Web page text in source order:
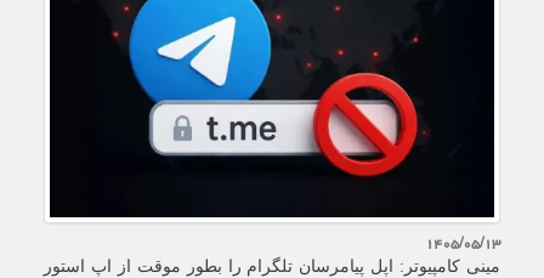
۱۴۰۵/۰۵/۱۳
مینی کامپیوتر: اپل پیامرسان تلگرام را بطور موقت از اپ استور